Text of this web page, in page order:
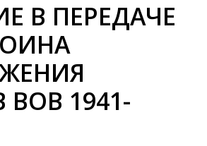
ОТДЕЛЫ
ДЕТСКИЙ ТУРИЗМ ЗАМЕТКИ
В ПЕРЕДАЧЕ
1941-